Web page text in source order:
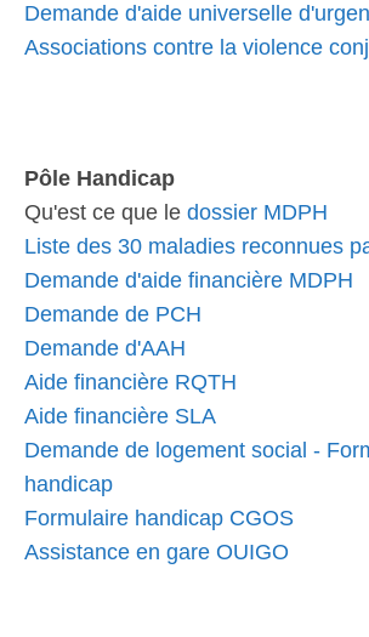
Demande d'aide universelle
Associations contre la violence
Pôle Handicap
Qu'est ce que le dossier MDPH
Liste des 30 maladies reconnues
Demande d'aide financière MDPH
Demande de PCH
Demande d'AAH
Aide financière RQTH
Aide financière SLA
Demande de logement social -
handicap
Formulaire handicap CGOS
Assistance en gare OUIGO